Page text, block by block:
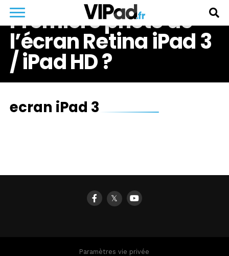
Première photo de
l’écran Retina iPad 3
/ iPad HD ?
ecran iPad 3
𝕏
Paramètres vie privée